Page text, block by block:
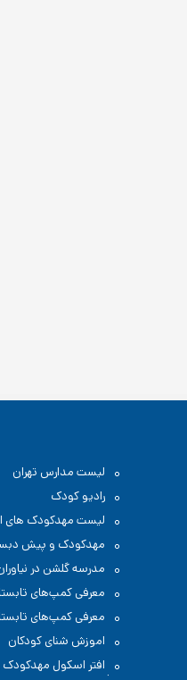
لیست مدارس تهران
رادیو کودک
لیست مهدکودک های
مهدکودک و پیش
مدرسه گلشن در
معرفی کمپ‌های
معرفی کمپ‌های
اموزش شنای کودکان
افتر اسکول مهدکودک